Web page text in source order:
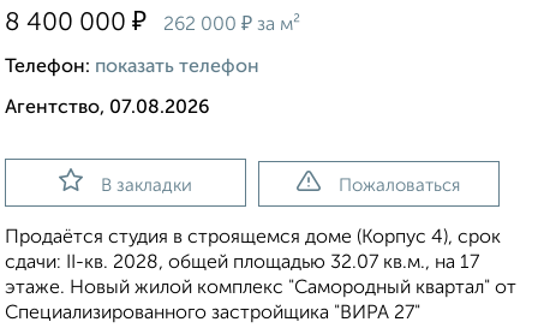
8 400 000 ₽ 262 000 ₽ за м²
Телефон: показать телефон
Агентство, 07.08.2026
В закладки Пожаловаться
Продаётся студия в строящемся доме (Корпус 4), срок
сдачи: II-кв. 2028, общей площадью 32.07 кв.м., на 17
этаже. Новый жилой комплекс "Самородный квартал" от
Специализированного застройщика "ВИРА 27"